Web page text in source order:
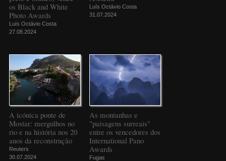
os Black and White
Photo Awards
Luís Octávio Costa
27.08.2024
Luís Octávio Costa
31.07.2024
A icónica ponte de
Mostar: mergulhos no
rio e na história nos 20
anos da reconstrução
Reuters
30.07.2024
As montanhas e
"paisagens surreais"
entre os vencedores dos
International Pano
Awards
Fugas